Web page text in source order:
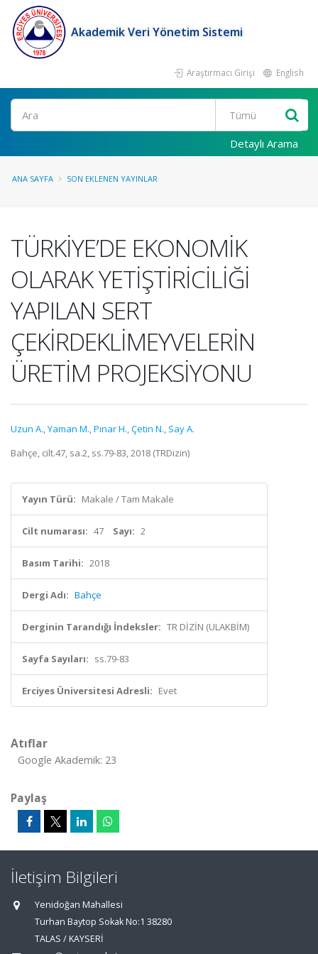
Akademik Veri Yönetim Sistemi
Araştırmacı Girişi English
Ara
Detaylı Arama
ANA SAYFA SON EKLENEN YAYINLAR
TÜRKİYE’DE EKONOMİK
OLARAK YETİŞTİRİCİLİĞİ
YAPILAN SERT
ÇEKİRDEKLİMEYVELERİN
ÜRETİM PROJEKSİYONU
Uzun A.,Yaman M.,Pınar H.,Çetin N., Say A.
Bahçe, cilt.47, sa.2, ss.79-83, 2018 (TRDizin)
Yayın Türü: Makale / Tam Makale
Cilt numarası: 47 Sayı: 2
Basım Tarihi: 2018
Dergi Adı: Bahçe
Derginin Tarandığı İndeksler: TR DİZİN (ULAKBİM)
Sayfa Sayıları: ss.79-83
Erciyes Üniversitesi Adresli: Evet
Atıflar
Google Akademik: 23
Paylaş
İletişim Bilgileri
Yenidoğan Mahallesi
Turhan Baytop Sokak No:1 38280
TALAS / KAYSERİ